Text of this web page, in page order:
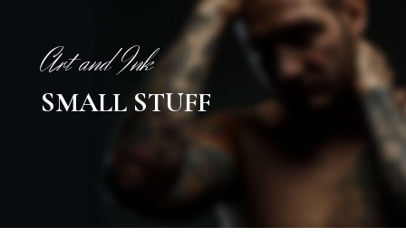
Art and Ink
SMALL STUFF